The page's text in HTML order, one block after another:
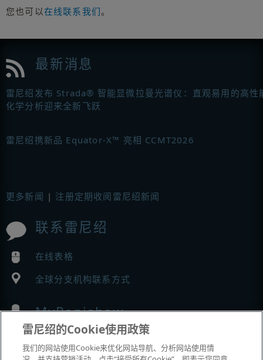
您也可以在线联系我们。
最新消息
雷尼绍发布 Strada® 智能显微拉曼光谱仪：直观易用的高性
化学分析迎来全新飞跃
雷尼绍携新品 Equator-X™ 亮相 CCMT2026
更多新闻 | 注册定期收阅雷尼绍新闻
联系雷尼绍
在线表格
全球分支机构联系方式
MyRenishaw
在线商城
雷尼绍的Cookie使用政策
我们的网站使用Cookie来优化网站导航、分析网站使用情